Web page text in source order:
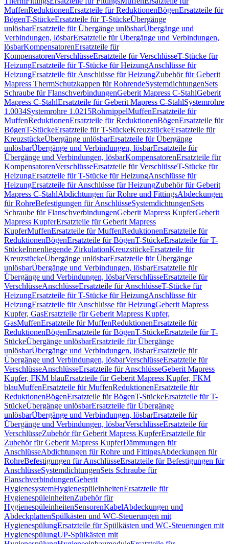
MuffenReduktionenErsatzteile für ReduktionenBögenErsatzteile für
BögenT-StückeErsatzteile für T-StückeÜbergänge
unlösbarErsatzteile für Übergänge unlösbarÜbergänge und
Verbindungen, lösbarErsatzteile für Übergänge und Verbindungen,
lösbarKompensatorenErsatzteile für
KompensatorenVerschlüsseErsatzteile für VerschlüsseT-Stücke für
HeizungErsatzteile für T-Stücke für HeizungAnschlüsse für
HeizungErsatzteile für Anschlüsse für HeizungZubehör für Geberit
Mapress ThermSchutzkappen für RohrendeSystemdichtungenSets
Schraube für FlanschverbindungenGeberit Mapress C-StahlGeberit
Mapress C-StahlErsatzteile für Geberit Mapress C-StahlSystemrohre
1.0034Systemrohre 1.0215RohrnippelMuffenErsatzteile für
MuffenReduktionenErsatzteile für ReduktionenBögenErsatzteile für
BögenT-StückeErsatzteile für T-StückeKreuzstückeErsatzteile für
KreuzstückeÜbergänge unlösbarErsatzteile für Übergänge
unlösbarÜbergänge und Verbindungen, lösbarErsatzteile für
Übergänge und Verbindungen, lösbarKompensatorenErsatzteile für
KompensatorenVerschlüsseErsatzteile für VerschlüsseT-Stücke für
HeizungErsatzteile für T-Stücke für HeizungAnschlüsse für
HeizungErsatzteile für Anschlüsse für HeizungZubehör für Geberit
Mapress C-StahlAbdichtungen für Rohre und FittingsAbdeckungen
für RohreBefestigungen für AnschlüsseSystemdichtungenSets
Schraube für FlanschverbindungenGeberit Mapress KupferGeberit
Mapress KupferErsatzteile für Geberit Mapress
KupferMuffenErsatzteile für MuffenReduktionenErsatzteile für
ReduktionenBögenErsatzteile für BögenT-StückeErsatzteile für T-
StückeInnenliegende ZirkulationKreuzstückeErsatzteile für
KreuzstückeÜbergänge unlösbarErsatzteile für Übergänge
unlösbarÜbergänge und Verbindungen, lösbarErsatzteile für
Übergänge und Verbindungen, lösbarVerschlüsseErsatzteile für
VerschlüsseAnschlüsseErsatzteile für AnschlüsseT-Stücke für
HeizungErsatzteile für T-Stücke für HeizungAnschlüsse für
HeizungErsatzteile für Anschlüsse für HeizungGeberit Mapress
Kupfer, GasErsatzteile für Geberit Mapress Kupfer,
GasMuffenErsatzteile für MuffenReduktionenErsatzteile für
ReduktionenBögenErsatzteile für BögenT-StückeErsatzteile für T-
StückeÜbergänge unlösbarErsatzteile für Übergänge
unlösbarÜbergänge und Verbindungen, lösbarErsatzteile für
Übergänge und Verbindungen, lösbarVerschlüsseErsatzteile für
VerschlüsseAnschlüsseErsatzteile für AnschlüsseGeberit Mapress
Kupfer, FKM blauErsatzteile für Geberit Mapress Kupfer, FKM
blauMuffenErsatzteile für MuffenReduktionenErsatzteile für
ReduktionenBögenErsatzteile für BögenT-StückeErsatzteile für T-
StückeÜbergänge unlösbarErsatzteile für Übergänge
unlösbarÜbergänge und Verbindungen, lösbarErsatzteile für
Übergänge und Verbindungen, lösbarVerschlüsseErsatzteile für
VerschlüsseZubehör für Geberit Mapress KupferErsatzteile für
Zubehör für Geberit Mapress KupferDämmungen für
AnschlüsseAbdichtungen für Rohre und FittingsAbdeckungen für
RohreBefestigungen für AnschlüsseErsatzteile für Befestigungen für
AnschlüsseSystemdichtungenSets Schraube für
FlanschverbindungenGeberit
HygienesystemHygienespüleinheitenErsatzteile für
HygienespüleinheitenZubehör für
HygienespüleinheitenSensorenKabelAbdeckungen und
AbdeckplattenSpülkästen und WC-Steuerungen mit
HygienespülungErsatzteile für Spülkästen und WC-Steuerungen mit
HygienespülungUP-Spülkästen mit